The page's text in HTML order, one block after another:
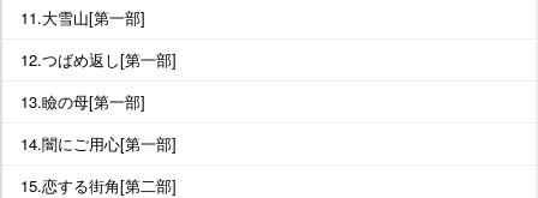
11.大雪山[第一部]
12.つばめ返し[第一部]
13.瞼の母[第一部]
14.闇にご用心[第一部]
15.恋する街角[第二部]